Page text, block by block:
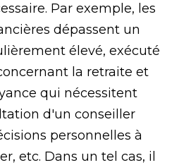
Par exemple, les
dépassent un
élevé, exécuté
la retraite et
qui nécessitent
d'un conseiller
personnelles à
etc. Dans un tel cas, il